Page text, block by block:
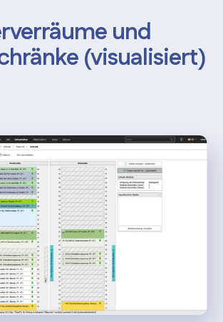
und
(visualisiert)